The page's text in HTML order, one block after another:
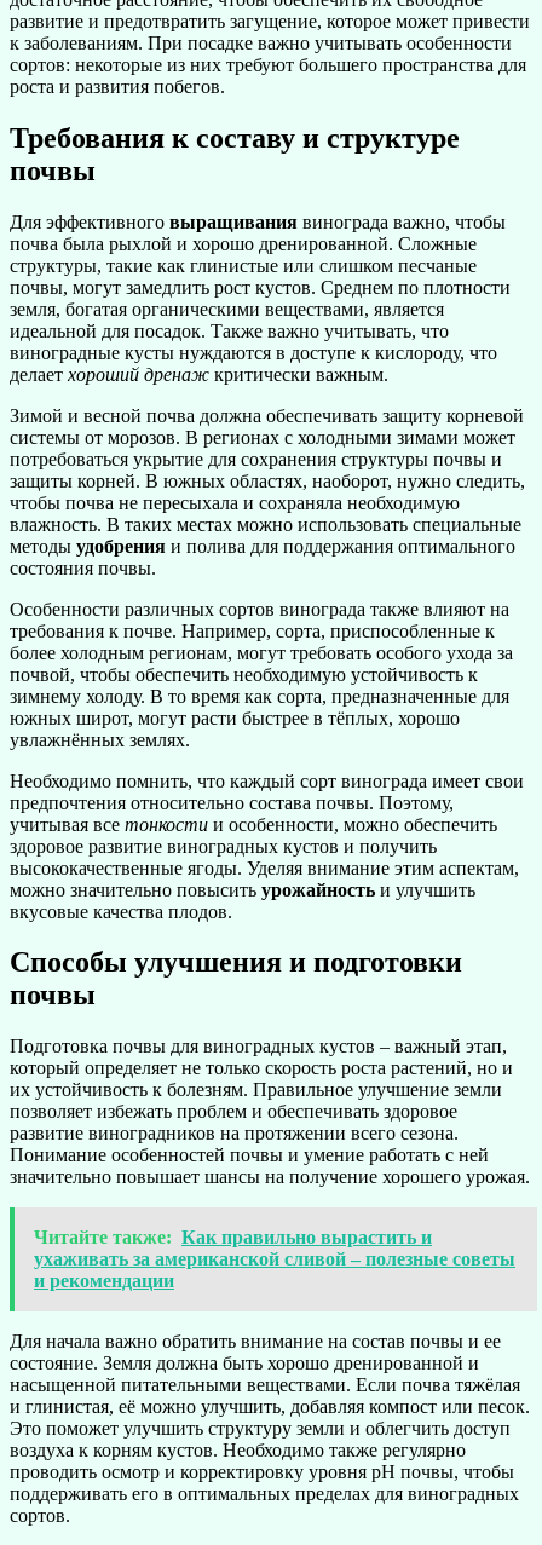
развитие и предотвратить загущение, которое может привести
к заболеваниям. При посадке важно учитывать особенности
сортов: некоторые из них требуют большего пространства для
роста и развития побегов.
Требования к составу и структуре
почвы
Для эффективного выращивания винограда важно, чтобы
почва была рыхлой и хорошо дренированной. Сложные
структуры, такие как глинистые или слишком песчаные
почвы, могут замедлить рост кустов. Среднем по плотности
земля, богатая органическими веществами, является
идеальной для посадок. Также важно учитывать, что
виноградные кусты нуждаются в доступе к кислороду, что
делает хороший дренаж критически важным.
Зимой и весной почва должна обеспечивать защиту корневой
системы от морозов. В регионах с холодными зимами может
потребоваться укрытие для сохранения структуры почвы и
защиты корней. В южных областях, наоборот, нужно следить,
чтобы почва не пересыхала и сохраняла необходимую
влажность. В таких местах можно использовать специальные
методы удобрения и полива для поддержания оптимального
состояния почвы.
Особенности различных сортов винограда также влияют на
требования к почве. Например, сорта, приспособленные к
более холодным регионам, могут требовать особого ухода за
почвой, чтобы обеспечить необходимую устойчивость к
зимнему холоду. В то время как сорта, предназначенные для
южных широт, могут расти быстрее в тёплых, хорошо
увлажнённых землях.
Необходимо помнить, что каждый сорт винограда имеет свои
предпочтения относительно состава почвы. Поэтому,
учитывая все тонкости и особенности, можно обеспечить
здоровое развитие виноградных кустов и получить
высококачественные ягоды. Уделяя внимание этим аспектам,
можно значительно повысить урожайность и улучшить
вкусовые качества плодов.
Способы улучшения и подготовки
почвы
Подготовка почвы для виноградных кустов – важный этап,
который определяет не только скорость роста растений, но и
их устойчивость к болезням. Правильное улучшение земли
позволяет избежать проблем и обеспечивать здоровое
развитие виноградников на протяжении всего сезона.
Понимание особенностей почвы и умение работать с ней
значительно повышает шансы на получение хорошего урожая.
Читайте также: Как правильно вырастить и
ухаживать за американской сливой – полезные советы
и рекомендации
Для начала важно обратить внимание на состав почвы и ее
состояние. Земля должна быть хорошо дренированной и
насыщенной питательными веществами. Если почва тяжёлая
и глинистая, её можно улучшить, добавляя компост или песок.
Это поможет улучшить структуру земли и облегчить доступ
воздуха к корням кустов. Необходимо также регулярно
проводить осмотр и корректировку уровня pH почвы, чтобы
поддерживать его в оптимальных пределах для виноградных
сортов.